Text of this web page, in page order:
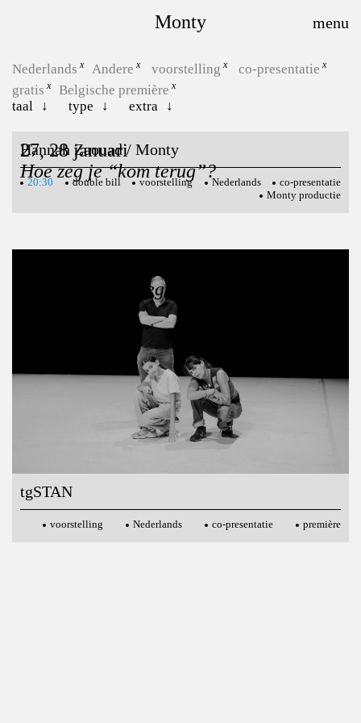
Monty
Nederlands Andere voorstelling
co-presentatie
gratis
Belgische première
taal
type extra
27, 28 januari
Hoe zeg je “kom terug”?
Hannah Zaouad / Monty
20:30 double bill voorstelling Nederlands
co-presentatie
Monty productie
De Wereld Herbeginnen
tgSTAN
voorstelling Nederlands co-presentatie première